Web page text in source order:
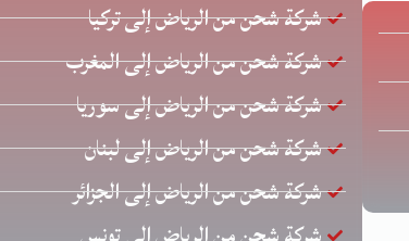
شركة شحن من الرياض إلى تركيا
شركة شحن من الرياض إلى المغرب
شركة شحن من الرياض إلى سوريا
شركة شحن من الرياض إلى لبنان
شركة شحن من الرياض إلى الجزائر